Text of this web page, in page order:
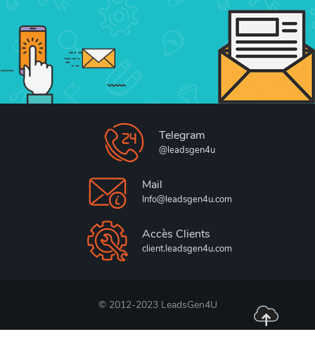
Telegram
@leadsgen4u
Mail
Info@leadsgen4u.com
Accès Clients
client.leadsgen4u.com
© 2012-2023 LeadsGen4U